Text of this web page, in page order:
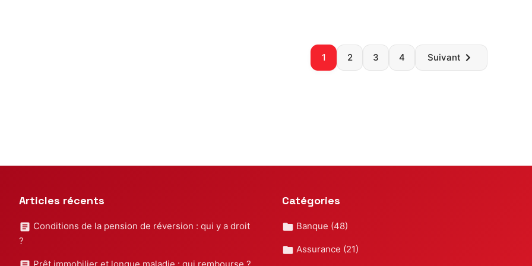
Pagination
1 2 3 4 Suivant
Articles récents
Conditions de la pension de réversion : qui y a droit
?
Catégories
Banque (48)
Assurance (21)